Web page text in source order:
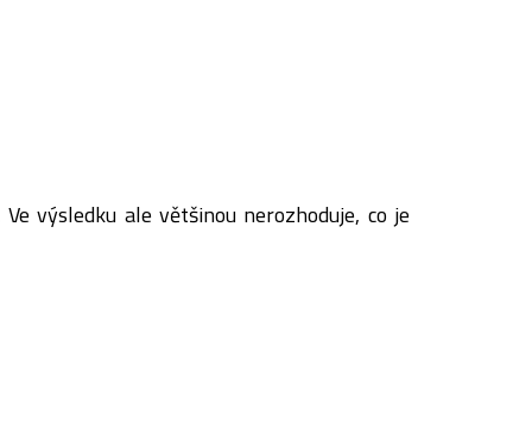
výsledku ale většinou nerozhoduje, co je